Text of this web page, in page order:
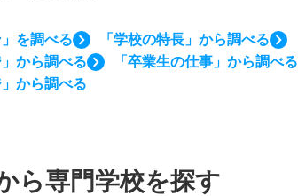
を調べる 「学校の特長」から調べる
から調べる
「卒業生の仕事」から調べる
から調べる
ら専門学校を探す